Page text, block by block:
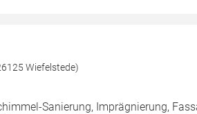
Wiefelstede)
Sanierung, Imprägnierung,